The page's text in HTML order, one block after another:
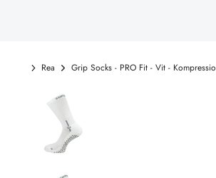
Rea Grip Socks - PRO Fit - Vit -